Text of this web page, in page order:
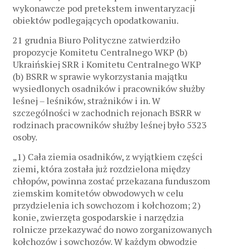
wykonawcze pod pretekstem inwentaryzacji
obiektów podlegających opodatkowaniu.
21 grudnia Biuro Polityczne zatwierdziło
propozycje Komitetu Centralnego WKP (b)
Ukraińskiej SRR i Komitetu Centralnego WKP
(b) BSRR w sprawie wykorzystania majątku
wysiedlonych osadników i pracowników służby
leśnej – leśników, strażników i in. W
szczególności w zachodnich rejonach BSRR w
rodzinach pracowników służby leśnej było 5323
osoby.
„1) Cała ziemia osadników, z wyjątkiem części
ziemi, która została już rozdzielona między
chłopów, powinna zostać przekazana funduszom
ziemskim komitetów obwodowych w celu
przydzielenia ich sowchozom i kołchozom; 2)
konie, zwierzęta gospodarskie i narzędzia
rolnicze przekazywać do nowo zorganizowanych
kołchozów i sowchozów. W każdym obwodzie